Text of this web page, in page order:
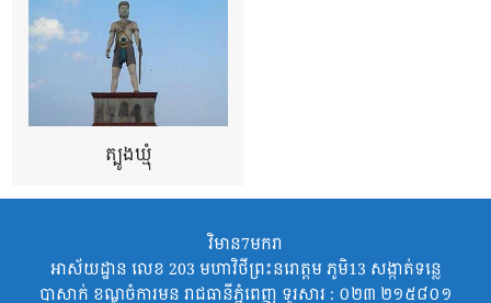
ត្បូងឃ្មុំ
វិមាន7មករា
អាស័យដ្ឋាន លេខ 203 មហាវិថីព្រះនរោត្តម ភូមិ13 សង្កាត់ទន្លេ
បាសាក់ ខណ្ឌចំការមន រាជធានីភ្នំពេញ ទូរសារ : ០២៣ ២១៥៨០១